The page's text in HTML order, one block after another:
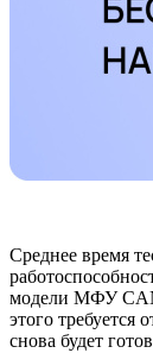
Среднее время
модели МФУ
этого требуется
снова будет